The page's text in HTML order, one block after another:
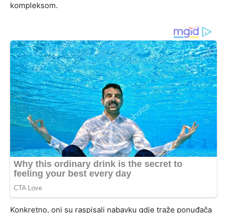
kompleksom.
Konkretno, oni su raspisali nabavku gdje traže ponuđača